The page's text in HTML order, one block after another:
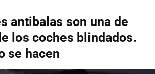
antibalas son una de
los coches blindados.
se hacen